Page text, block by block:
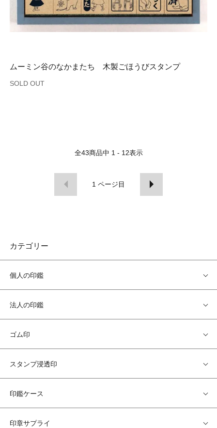
ムーミン谷のなかまたち 木製ごほうびスタンプ
SOLD OUT
全43商品中 1 - 12表示
1 ページ目
カテゴリー
個人の印鑑
法人の印鑑
ゴム印
スタンプ浸透印
印鑑ケース
印章サプライ